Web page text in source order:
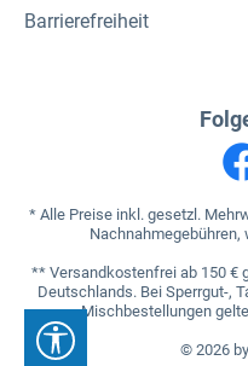
Barrierefreiheit
* Alle Preise inkl. gesetzl.
Nachnahmegebühren,
** Versandkostenfrei ab 150 €
Deutschlands. Bei Sperrgut-,
Mischbestellungen
© 2026
Werkzeugleiste